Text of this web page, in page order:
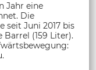
Jahr eine
Die
seit Juni 2017 bis
Barrel (159 Liter).